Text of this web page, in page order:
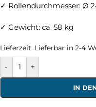
✓ Rollendurchmesser: Ø
✓ Gewicht: ca. 58 kg
Lieferzeit: Lieferbar in 2-4
- +
IN